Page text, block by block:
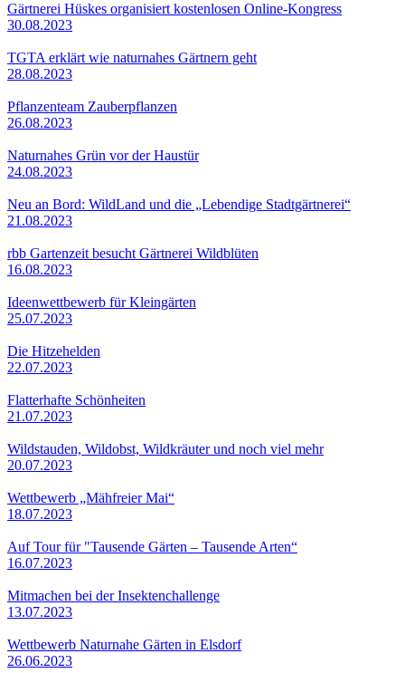
Gärtnerei Hüskes organisiert kostenlosen Online-Kongress
30.08.2023
TGTA erklärt wie naturnahes Gärtnern geht
28.08.2023
Pflanzenteam Zauberpflanzen
26.08.2023
Naturnahes Grün vor der Haustür
24.08.2023
Neu an Bord: WildLand und die „Lebendige Stadtgärtnerei“
21.08.2023
rbb Gartenzeit besucht Gärtnerei Wildblüten
16.08.2023
Ideenwettbewerb für Kleingärten
25.07.2023
Die Hitzehelden
22.07.2023
Flatterhafte Schönheiten
21.07.2023
Wildstauden, Wildobst, Wildkräuter und noch viel mehr
20.07.2023
Wettbewerb „Mähfreier Mai“
18.07.2023
Auf Tour für "Tausende Gärten – Tausende Arten“
16.07.2023
Mitmachen bei der Insektenchallenge
13.07.2023
Wettbewerb Naturnahe Gärten in Elsdorf
26.06.2023